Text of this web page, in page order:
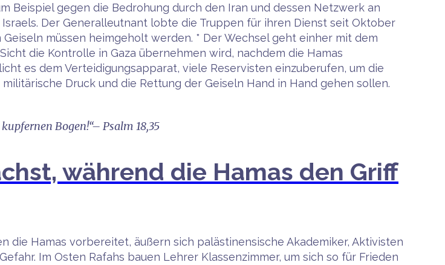
Beispiel gegen die Bedrohung durch den Iran und dessen Netzwerk an
Der Generalleutnant lobte die Truppen für ihren Dienst seit Oktober
müssen heimgeholt werden. * Der Wechsel geht einher mit dem
die Kontrolle in Gaza übernehmen wird, nachdem die Hamas
es dem Verteidigungsapparat, viele Reservisten einzuberufen, um die
Druck und die Rettung der Geiseln Hand in Hand gehen sollen.
Bogen!“– Psalm 18,35
während die Hamas den Griff
die Hamas vorbereitet, äußern sich palästinensische Akademiker, Aktivisten
Im Osten Rafahs bauen Lehrer Klassenzimmer, um sich so für Frieden